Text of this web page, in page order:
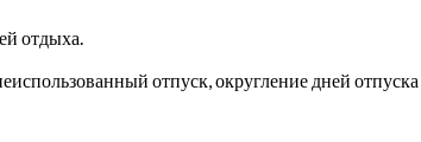
отдыха.
отпуск, округление дней